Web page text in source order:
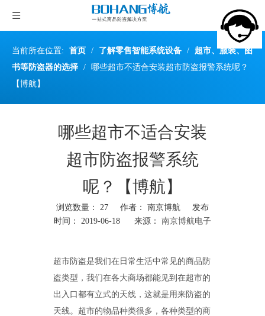
当前所在位置: 首页 / 了解零售智能系统设备 /
超市、服装、图
书等防盗器的选择 / 哪些超市不适合安装超市防盗报警系统呢？
【博航】
哪些超市不适合安装
超市防盗报警系统
呢？【博航】
浏览数量： 27 作者： 南京博航 发布
时间： 2019-06-18 来源： 南京博航电子
超市防盗是我们在日常生活中常见的商品防
盗类型，我们在各大商场都能见到在超市的
出入口都有立式的天线，这就是用来防盗的
天线。超市的物品种类很多，各种类型的商